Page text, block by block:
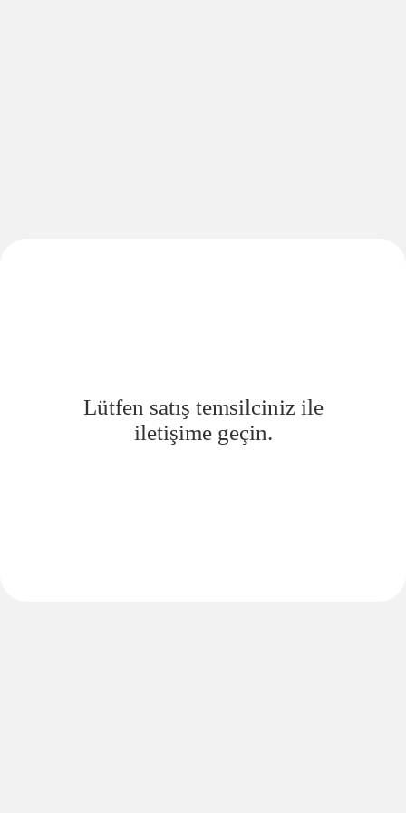
Lütfen satış temsilciniz ile
iletişime geçin.